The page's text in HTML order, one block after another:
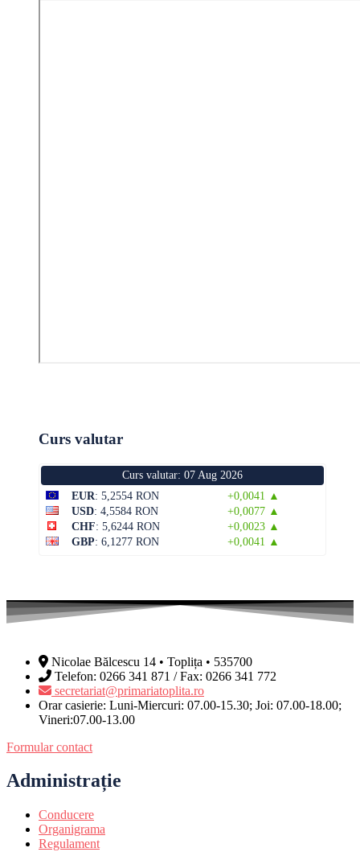
Curs valutar
Curs valutar: 07 Aug 2026
EUR: 5,2554 RON
+0,0041 ▲
USD: 4,5584 RON
+0,0077 ▲
CHF: 5,6244 RON
+0,0023 ▲
GBP: 6,1277 RON +0,0041 ▲
Nicolae Bălcescu 14 • Toplița • 535700
Telefon: 0266 341 871 / Fax: 0266 341 772
secretariat@primariatoplita.ro
Orar casierie: Luni-Miercuri: 07.00-15.30; Joi: 07.00-18.00;
Vineri:07.00-13.00
Formular contact
Administrație
Conducere
Organigrama
Regulament